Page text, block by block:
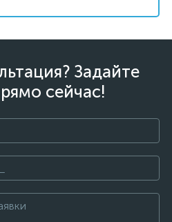
Задайте
сейчас!